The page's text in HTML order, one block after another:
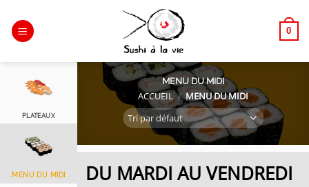
au
contenu
0
MENU DU MIDI
ACCUEIL / MENU DU MIDI
PLATEAUX
MENU DU MIDI
DU MARDI AU VENDREDI